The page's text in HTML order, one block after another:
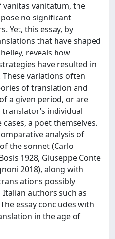
vanitatum, the
no significant
Yet, this essay, by
that have shaped
reveals how
have resulted in
variations often
of translation and
a given period, or are
individual
a poet themselves.
analysis of
the sonnet (Carlo
1928, Giuseppe Conte
2018), along with
possibly
authors such as
essay concludes with
in the age of